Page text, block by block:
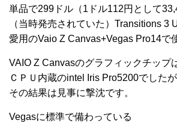
単品で299ドル（1ドル112円として
（当時発売されていた）Transitions 3
愛用のVaio Z Canvas+Vegas Pro14で
VAIO Z Canvasのグラフィックチップ
ＣＰＵ内蔵のintel Iris Pro5200でしたが
その結果は見事に撃沈です。
Vegasに標準で備わっている